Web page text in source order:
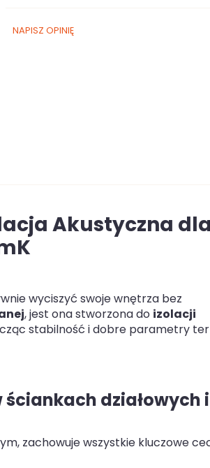
NAPISZ OPINIĘ
Akustyczna dla
wyciszyć swoje wnętrza bez
, jest ona stworzona do izolacji
stabilność i dobre parametry
działowych i
zachowuje wszystkie kluczowe